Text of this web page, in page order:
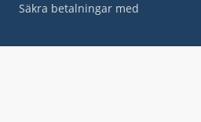
Säkra betalningar med